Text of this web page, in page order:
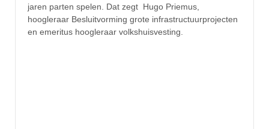
jaren parten spelen. Dat zegt Hugo Priemus,
hoogleraar Besluitvorming grote infrastructuurprojecten
en emeritus hoogleraar volkshuisvesting.